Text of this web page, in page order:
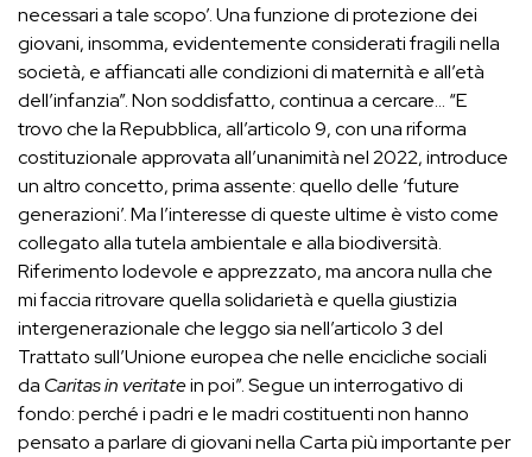
necessari a tale scopo’. Una funzione di protezione dei
giovani, insomma, evidentemente considerati fragili nella
società, e affiancati alle condizioni di maternità e all’età
dell’infanzia”. Non soddisfatto, continua a cercare… “E
trovo che la Repubblica, all’articolo 9, con una riforma
costituzionale approvata all’unanimità nel 2022, introduce
un altro concetto, prima assente: quello delle ‘future
generazioni’. Ma l’interesse di queste ultime è visto come
collegato alla tutela ambientale e alla biodiversità.
Riferimento lodevole e apprezzato, ma ancora nulla che
mi faccia ritrovare quella solidarietà e quella giustizia
intergenerazionale che leggo sia nell’articolo 3 del
Trattato sull’Unione europea che nelle encicliche sociali
da Caritas in veritatein poi”. Segue un interrogativo di
fondo: perché i padri e le madri costituenti non hanno
pensato a parlare di giovani nella Carta più importante per